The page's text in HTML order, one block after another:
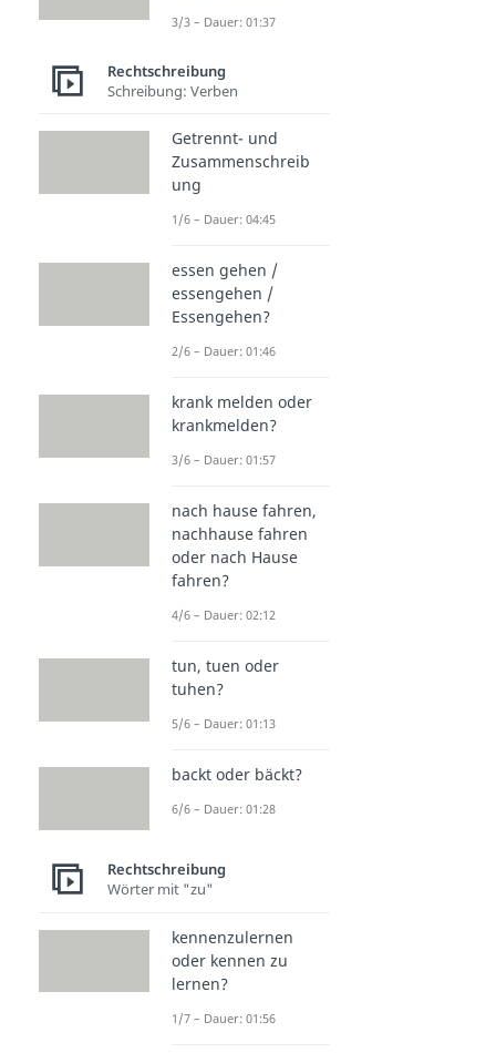
3/3 – Dauer: 01:37
Rechtschreibung
Schreibung: Verben
Getrennt- und
Zusammenschreib
ung
1/6 – Dauer: 04:45
essen gehen /
essengehen /
Essengehen?
2/6 – Dauer: 01:46
krank melden oder
krankmelden?
3/6 – Dauer: 01:57
nach hause fahren,
nachhause fahren
oder nach Hause
fahren?
4/6 – Dauer: 02:12
tun, tuen oder
tuhen?
5/6 – Dauer: 01:13
backt oder bäckt?
6/6 – Dauer: 01:28
Rechtschreibung
Wörter mit "zu"
kennenzulernen
oder kennen zu
lernen?
1/7 – Dauer: 01:56